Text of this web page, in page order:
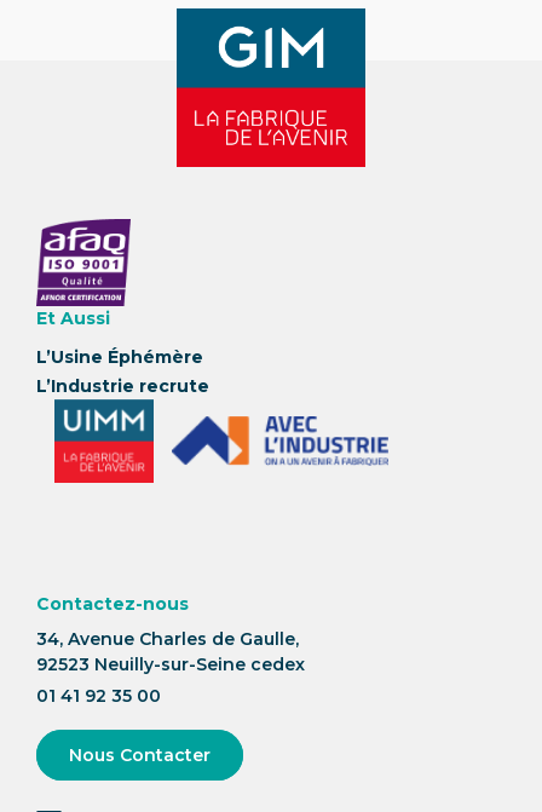
Et Aussi
L’Usine Éphémère
L’Industrie recrute
Contactez-nous
34, Avenue Charles de Gaulle,
92523 Neuilly-sur-Seine cedex
01 41 92 35 00
Nous Contacter